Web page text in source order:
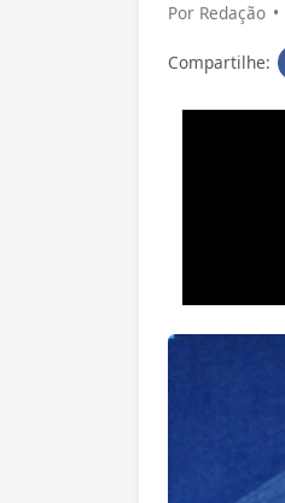
Por Redação •
Compartilhe: